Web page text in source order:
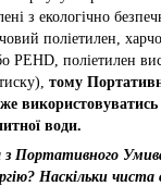
з екологічно
поліетилен,
PEHD, поліетилен
тому
використовуватись
води.
Портативного
Наскільки